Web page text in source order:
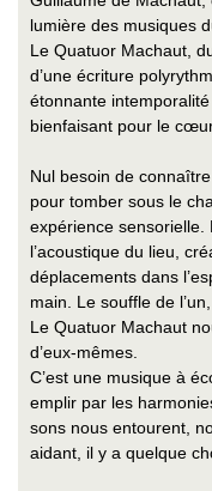
lumière des musiques
Le Quatuor Machaut,
d’une écriture
étonnante
bienfaisant pour le cœur
Nul besoin de
pour tomber sous le
expérience sensorielle.
l’acoustique du lieu,
déplacements dans
main. Le souffle de
Le Quatuor Machaut
d’eux-mêmes.
C’est une musique à
emplir par les
sons nous entourent,
aidant, il y a quelque